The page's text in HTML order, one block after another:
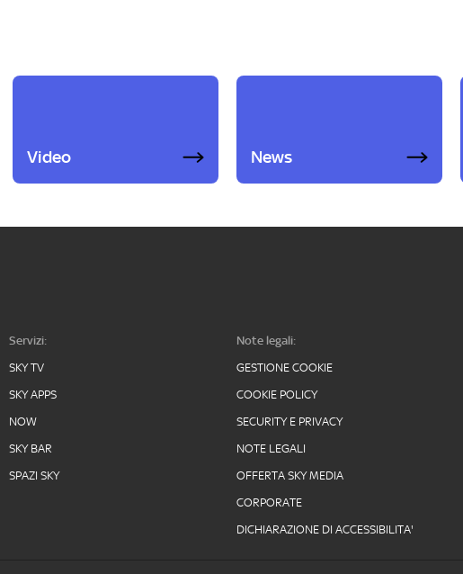
Video News
Servizi:
SKY TV
SKY APPS
NOW
SKY BAR
SPAZI SKY
Note legali:
GESTIONE COOKIE
COOKIE POLICY
SECURITY E PRIVACY
NOTE LEGALI
OFFERTA SKY MEDIA
CORPORATE
DICHIARAZIONE DI ACCESSIBILITA'